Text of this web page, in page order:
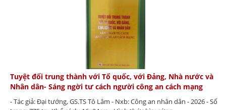
Tuyệt đối trung thành với Tổ quốc, với Đảng, Nhà nước và
Nhân dân- Sáng ngời tư cách người công an cách mạng
- Tác giả: Đại tướng, GS.TS Tô Lâm - Nxb: Công an nhân dân - 2026 - Số